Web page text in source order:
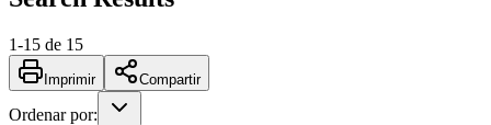
1-15 de 15
Imprimir Compartir
Ordenar por: